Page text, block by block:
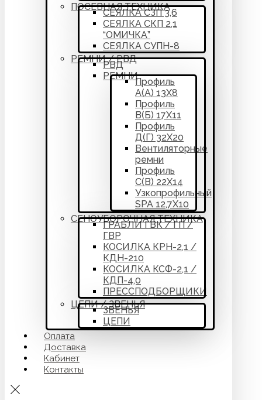
ПОСЕВНАЯ ТЕХНИКА
СЕЯЛКА СЗП 3,6
СЕЯЛКА СКП 2,1
“ОМИЧКА”
СЕЯЛКА СУПН-8
РЕМНИ / РВД
РВД
РЕМНИ
Профиль
А(А) 13Х8
Профиль
В(Б) 17Х11
Профиль
Д(Г) 32Х20
Вентиляторные
ремни
Профиль
С(В) 22Х14
Узкопрофильный
SPA 12,7Х10
СЕНОУБОРОЧНАЯ ТЕХНИКА
ГРАБЛИ ГВК / ГП /
ГВР
КОСИЛКА КРН-2,1 /
КДН-210
КОСИЛКА КСФ-2,1 /
КДП-4,0
ПРЕССПОДБОРЩИКИ
ЦЕПИ / ЗВЕНЬЯ
ЗВЕНЬЯ
ЦЕПИ
Оплата
Доставка
Кабинет
Контакты